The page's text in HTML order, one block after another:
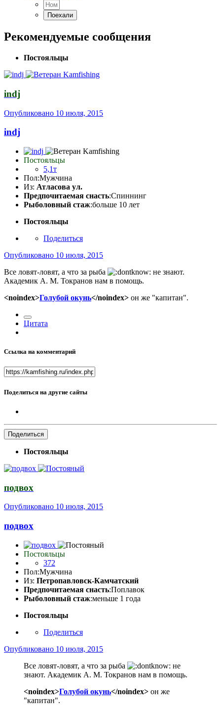
Рекомендуемые сообщения
Постояльцы
indj
Опубликовано 10 июля, 2015
indj
Постояльцы
5,1т
Пол:Мужчина
Из: Атласова ул.
Предпочитаемая снасть:Спиннинг
Рыболовный стаж:больше 10 лет
Постояльцы
Поделиться
Опубликовано 10 июля, 2015
Все ловят-ловят, а что за рыба
не знают.
Академик А. М. Токранов нам в помощь.
<noindex>Голубой окунь</noindex> он же "капитан".
Цитата
Ссылка на комментарий
Поделиться на другие сайты
Поделиться
Постояльцы
подвох
Опубликовано 10 июля, 2015
подвох
Постояльцы
372
Пол:Мужчина
Из: Петропавловск-Камчатский
Предпочитаемая снасть:Поплавок
Рыболовный стаж:меньше 1 года
Постояльцы
Поделиться
Опубликовано 10 июля, 2015
Все ловят-ловят, а что за рыба
не
знают. Академик А. М. Токранов нам в помощь.
<noindex>Голубой окунь</noindex> он же
"капитан".